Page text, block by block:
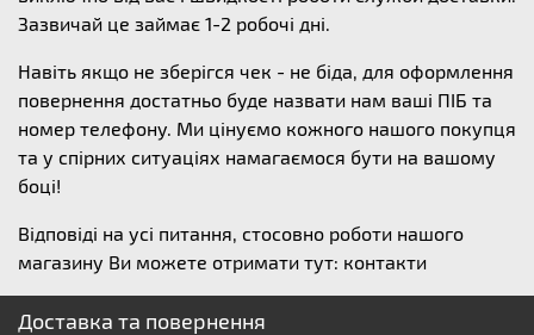
Зазвичай це займає 1-2 робочі дні.
Навіть якщо не зберігся чек - не біда, для оформлення
повернення достатньо буде назвати нам ваші ПІБ та
номер телефону. Ми цінуємо кожного нашого покупця
та у спірних ситуаціях намагаємося бути на вашому
боці!
Відповіді на усі питання, стосовно роботи нашого
магазину Ви можете отримати тут: контакти
Доставка та повернення